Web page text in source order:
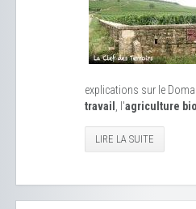
explications sur le
travail
, l'agriculture
LIRE LA SUITE